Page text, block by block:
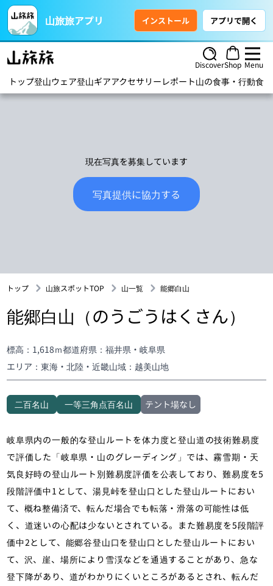
山旅旅アプリ インストール アプリで開く
DiscoverShop Menu
トップ登山ウェア登山ギアアクセサリー レポート山の食事・行動食
現在写真を募集しています
写真提供に協力する
トップ 山旅スポットTOP 山一覧 能郷白山
能郷白山（のうごうはくさん）
標高：1,618ｍ都道府県：福井県・岐阜県
エリア：東海・北陸・近畿山域：越美山地
二百名山 一等三角点百名山 テント場なし
岐阜県内の一般的な登山ルートを体力度と登山道の技術難易度
で評価した「岐阜県・山のグレーディング」では、霧雪期・天
気良好時の登山ルート別難易度評価を公表しており、難易度を5
段階評価中1として、湯見峠を登山口とした登山ルートにおい
て、概ね整備済で、転んだ場合でも転落・滑落の可能性は低
く、道迷いの心配は少ないとされている。また難易度を5段階評
価中2として、能郷谷登山口を登山口とした登山ルートにおい
て、沢、崖、場所により雪渓などを通過することがあり、急な
登下降があり、道がわかりにくいところがあるとされ、転んだ